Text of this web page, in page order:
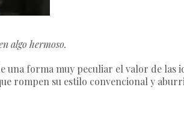
algo hermoso.
una forma muy peculiar el valor de las
rompen su estilo convencional y